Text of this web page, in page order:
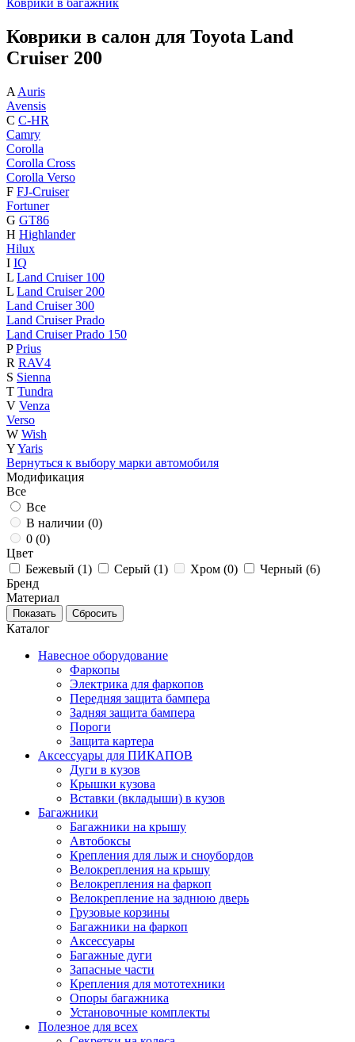
Коврики в багажник
Коврики в салон для Toyota Land
Cruiser 200
A Auris
Avensis
C C-HR
Camry
Corolla
Corolla Cross
Corolla Verso
F FJ-Cruiser
Fortuner
G GT86
H Highlander
Hilux
I IQ
L Land Cruiser 100
L Land Cruiser 200
Land Cruiser 300
Land Cruiser Prado
Land Cruiser Prado 150
P Prius
R RAV4
S Sienna
T Tundra
V Venza
Verso
W Wish
YYaris
Вернуться к выбору марки автомобиля
Модификация
Все
Все
В наличии (0)
0 (0)
Цвет
Бежевый (1) Серый (1) Хром (0) Черный (6)
Бренд
Материал
Каталог
Навесное оборудование
Фаркопы
Электрика для фаркопов
Передняя защита бампера
Задняя защита бампера
Пороги
Защита картера
Аксессуары для ПИКАПОВ
Дуги в кузов
Крышки кузова
Вставки (вкладыши) в кузов
Багажники
Багажники на крышу
Автобоксы
Крепления для лыж и сноубордов
Велокрепления на крышу
Велокрепления на фаркоп
Велокрепление на заднюю дверь
Грузовые корзины
Багажники на фаркоп
Аксессуары
Багажные дуги
Запасные части
Крепления для мототехники
Опоры багажника
Установочные комплекты
Полезное для всех